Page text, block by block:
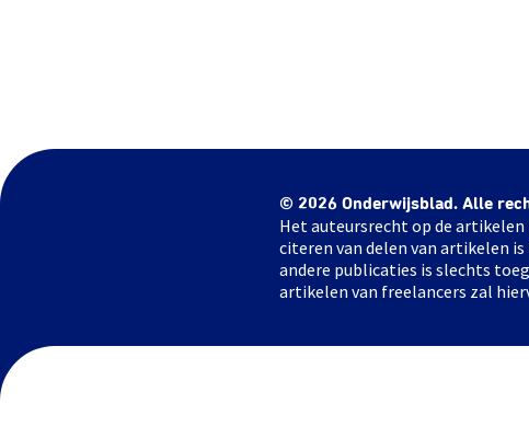
© 2026 Onderwijsblad. Alle
Het auteursrecht op de
citeren van delen van artikelen
andere publicaties is slechts
artikelen van freelancers zal